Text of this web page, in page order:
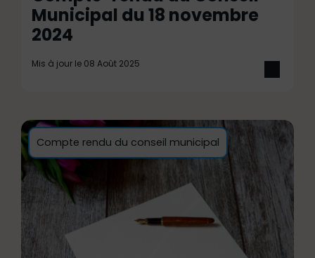
Municipal du 18 novembre
2024
Mis à jour le 08 Août 2025
Compte rendu du conseil municipal